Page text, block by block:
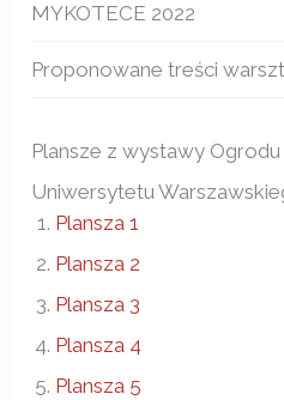
MYKOTECE 2022
Proponowane treści
Plansze z wystawy
Uniwersytetu
Plansza 1
Plansza 2
Plansza 3
Plansza 4
Plansza 5